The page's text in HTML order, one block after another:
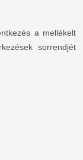
a mellékelt
sorrendjét